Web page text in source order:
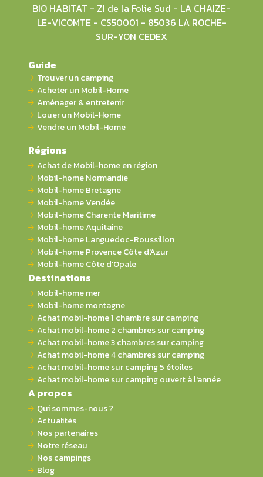
BIO HABITAT - ZI de la Folie Sud - LA CHAIZE-
LE-VICOMTE - CS50001 - 85036 LA ROCHE-
SUR-YON CEDEX
Guide
Trouver un camping
Acheter un Mobil-Home
Aménager & entretenir
Louer un Mobil-Home
Vendre un Mobil-Home
Régions
Achat de Mobil-home en région
Mobil-home Normandie
Mobil-home Bretagne
Mobil-home Vendée
Mobil-home Charente Maritime
Mobil-home Aquitaine
Mobil-home Languedoc-Roussillon
Mobil-home Provence Côte d'Azur
Mobil-home Côte d'Opale
Destinations
Mobil-home mer
Mobil-home montagne
Achat mobil-home 1 chambre sur camping
Achat mobil-home 2 chambres sur camping
Achat mobil-home 3 chambres sur camping
Achat mobil-home 4 chambres sur camping
Achat mobil-home sur camping 5 étoiles
Achat mobil-home sur camping ouvert à l'année
A propos
Qui sommes-nous ?
Actualités
Nos partenaires
Notre réseau
Nos campings
Blog